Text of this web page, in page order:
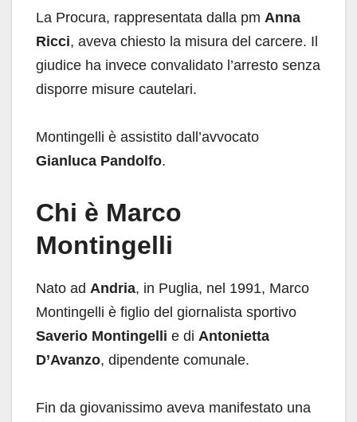
La Procura, rappresentata dalla pm Anna
Ricci, aveva chiesto la misura del carcere. Il
giudice ha invece convalidato l’arresto senza
disporre misure cautelari.
Montingelli è assistito dall’avvocato
Gianluca Pandolfo.
Chi è Marco
Montingelli
Nato ad Andria, in Puglia, nel 1991, Marco
Montingelli è figlio del giornalista sportivo
Saverio Montingelli e di Antonietta
D’Avanzo, dipendente comunale.
Fin da giovanissimo aveva manifestato una